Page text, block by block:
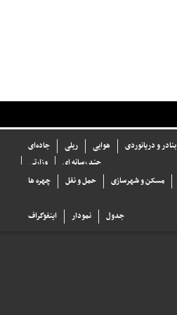
جاده‌ای ریلی هوایی بنادر و دریانوردی
وزارتی
چند رسانه ای
چهره ها حمل و نقل مسکن و شهرسازی
اینفوگراف نمودار جدول